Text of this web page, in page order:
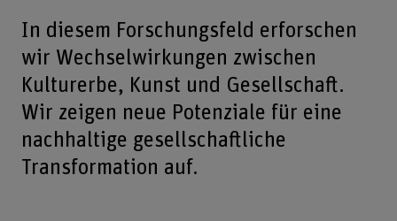
In diesem Forschungsfeld erforschen
wir Wechselwirkungen zwischen
Kulturerbe, Kunst und Gesellschaft.
Wir zeigen neue Potenziale für eine
nachhaltige gesellschaftliche
Transformation auf.